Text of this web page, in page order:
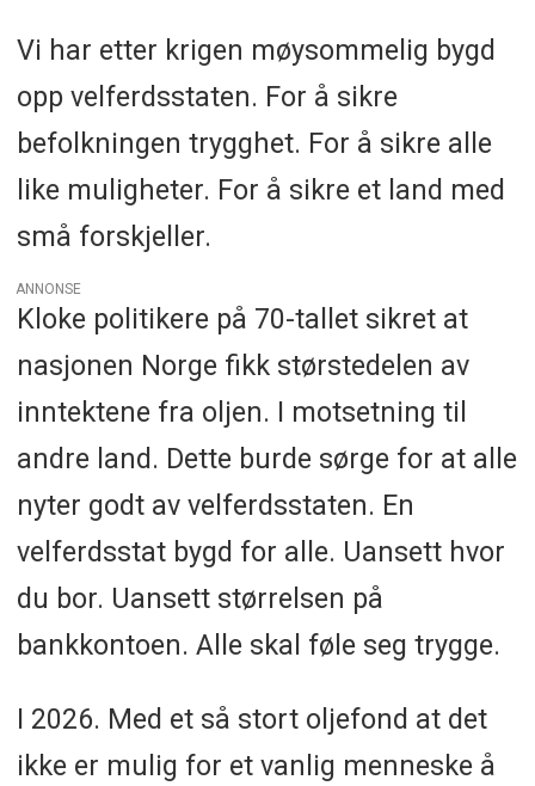
Vi har etter krigen møysommelig bygd
opp velferdsstaten. For å sikre
befolkningen trygghet. For å sikre alle
like muligheter. For å sikre et land med
små forskjeller.
ANNONSE
Kloke politikere på 70-tallet sikret at
nasjonen Norge fikk størstedelen av
inntektene fra oljen. I motsetning til
andre land. Dette burde sørge for at alle
nyter godt av velferdsstaten. En
velferdsstat bygd for alle. Uansett hvor
du bor. Uansett størrelsen på
bankkontoen. Alle skal føle seg trygge.
I 2026. Med et så stort oljefond at det
ikke er mulig for et vanlig menneske å